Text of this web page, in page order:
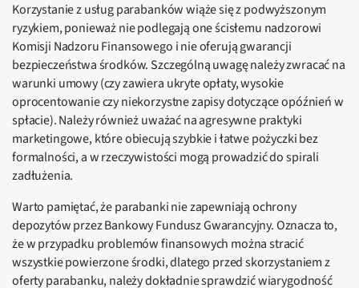
Korzystanie z usług parabanków wiąże się z podwyższonym
ryzykiem, ponieważ nie podlegają one ścisłemu nadzorowi
Komisji Nadzoru Finansowego i nie oferują gwarancji
bezpieczeństwa środków. Szczególną uwagę należy zwracać na
warunki umowy (czy zawiera ukryte opłaty, wysokie
oprocentowanie czy niekorzystne zapisy dotyczące opóźnień w
spłacie). Należy również uważać na agresywne praktyki
marketingowe, które obiecują szybkie i łatwe pożyczki bez
formalności, a w rzeczywistości mogą prowadzić do spirali
zadłużenia.
Warto pamiętać, że parabanki nie zapewniają ochrony
depozytów przez Bankowy Fundusz Gwarancyjny. Oznacza to,
że w przypadku problemów finansowych można stracić
wszystkie powierzone środki, dlatego przed skorzystaniem z
oferty parabanku, należy dokładnie sprawdzić wiarygodność